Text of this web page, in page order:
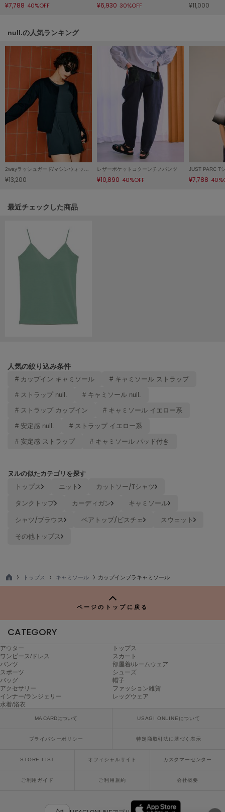
NOWNS
ナウンス
null.
On
Onitsuka Tiger
ORGUE
poláura
ポローラ
PUMA
Reebok
SALOMON
sanrio house
サンリオハウス
SHAKA
シャカ
Snow Peak
SNIDEL
スナイデル
SNIDEL HOME
スナイデル ホーム
ソリン
Stylevoice for xxx
¥7,788 40%OFF ¥6,930 30%OFF ¥11,000
null.の人気ランキング
¥13,200
レザーポケットコクーンチノパンツ
¥10,890 40%OFF ¥7,788
関連記事
最近チェックした商品
人気の絞り込み条件
# カップイン キャミソール # キャミソール ストラップ
# ストラップ null. # キャミソール null.
# ストラップ カップイン # キャミソール イエロー系
# 安定感 null. # ストラップ イエロー系
# 安定感 ストラップ # キャミソール パッド付き
ヌルの似たカテゴリを探す
トップス ニット
カットソー/Tシャツ
タンクトップ
カーディガン
キャミソール
シャツ/ブラウス
ベアトップ/ビスチェ
スウェット
その他トップス
TO
トップス キャミソール カップインブラキャミソール
ページのトップに戻る
CATEGORY
アウター
トップス
ワンピース/ドレス
スカート
パンツ
部屋着/ルームウェア
スポーツ
シューズ
バッグ
帽子
アクセサリー
ファッション雑貨
インナー/ランジェリー
レッグウェア
水着/浴衣
MA CARDについて USAGI ONLINEについて
プライバシーポリシー 特定商取引法に基づく表示
STORE LIST オフィシャルサイト カスタマーセンター
ご利用ガイド ご利用規約 会社概要